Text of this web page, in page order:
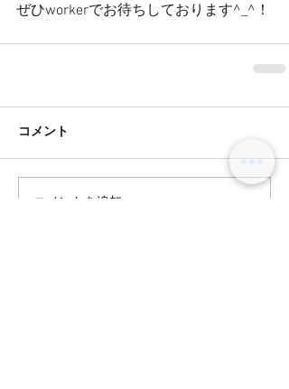
ぜひworkerでお待ちしております^_^！
コメント
コメントを追加…